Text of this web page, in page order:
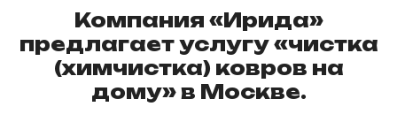
Компания «Ирида»
предлагает услугу «чистка
(химчистка) ковров на
дому» в Москве.